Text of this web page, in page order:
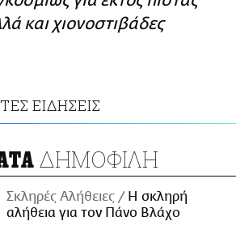
και χιονοστιβάδες
ΕΙΔΗΣΕΙΣ
ΔΗΜΟΦΙΛΗ
Σκληρές Αλήθειες
H σκληρή
αλήθεια για τον Πάνο Βλάχο